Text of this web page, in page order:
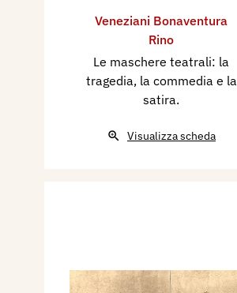
Veneziani Bonaventura
Rino
Le maschere teatrali: la
tragedia, la commedia e la
satira.
Visualizza scheda